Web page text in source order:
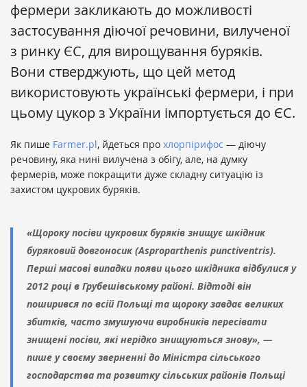
фермери закликають до можливості
застосування діючої речовини, вилученої
з ринку ЄС, для вирощування буряків.
Вони стверджують, що цей метод
використовують українські фермери, і при
цьому цукор з України імпортується до ЄС.
Як пише Farmer.pl, йдеться про хлорпірифос — діючу
речовину, яка нині вилучена з обігу, але, на думку
фермерів, може покращити дуже складну ситуацію із
захистом цукрових буряків.
«Щороку посіви цукрових буряків знищує шкідник
буряковий довгоносик (Asproparthenis punctiventris).
Перші масові випадки появи цього шкідника відбулися у
2012 році в Грубешівському районі. Відтоді він
поширився по всій Польщі та щороку завдає великих
збитків, часто змушуючи виробників пересівати
знищені посіви, які нерідко знищуються знову», —
пише у своєму зверненні до Міністра сільського
господарства та розвитку сільських районів Польщі